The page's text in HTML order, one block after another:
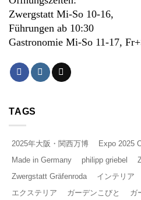
Zwergstatt Mi-So 10-16,
Führungen ab 10:30
Gastronomie Mi-So 11-17,
TAGS
2025年大阪・関西万博 Expo 2025
Made in Germany
philipp griebel
Zwergstatt Gräfenroda
インテリア
エクステリア
ガーデンこびと ガ